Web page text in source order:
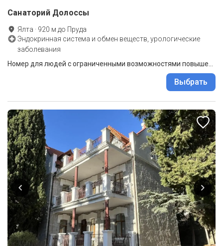
Санаторий Долоссы
Ялта · 920 м до Пруда
Эндокринная система и обмен веществ, урологические
заболевания
Выбрать